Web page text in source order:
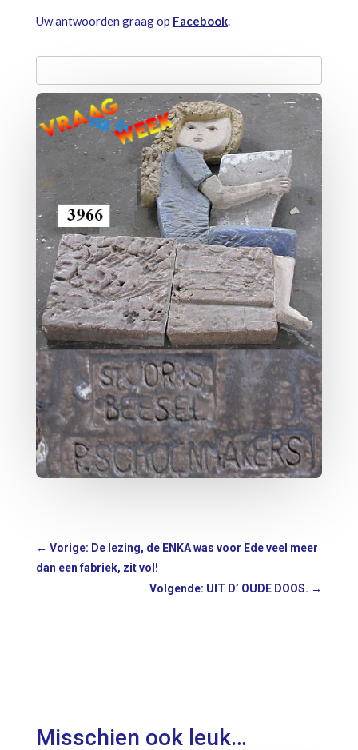
Uw antwoorden graag op Facebook.
← Vorige: De lezing, de ENKA was voor Ede veel meer
dan een fabriek, zit vol!
Volgende: UIT D’ OUDE DOOS. →
Misschien ook leuk…